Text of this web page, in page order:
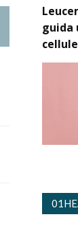
guida